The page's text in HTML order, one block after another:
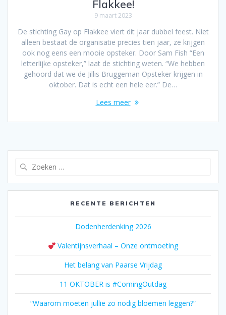
Flakkee!
9 maart 2023
De stichting Gay op Flakkee viert dit jaar dubbel feest. Niet
alleen bestaat de organisatie precies tien jaar, ze krijgen
ook nog eens een mooie opsteker. Door Sam Fish “Een
letterlijke opsteker,” laat de stichting weten. “We hebben
gehoord dat we de Jillis Bruggeman Opsteker krijgen in
oktober. Dat is echt een hele eer.” De…
Lees meer
RECENTE BERICHTEN
Dodenherdenking 2026
Valentijnsverhaal – Onze ontmoeting
Het belang van Paarse Vrijdag
11 OKTOBER is #ComingOutdag
“Waarom moeten jullie zo nodig bloemen leggen?”